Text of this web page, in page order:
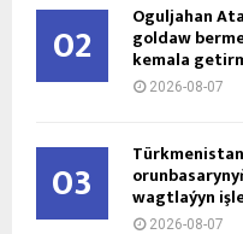
02 Oguljahan
goldaw
kemala
2026-08-07
03 wagtlaýyn
2026-08-07